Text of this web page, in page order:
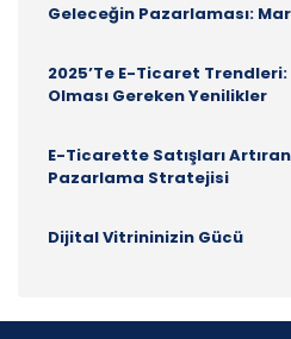
Geleceğin Pazarlaması:
2025’te E-Ticaret
Olması Gereken Yenilikler
E-Ticarette Satışları
Pazarlama Stratejisi
Dijital Vitrininizin Gücü